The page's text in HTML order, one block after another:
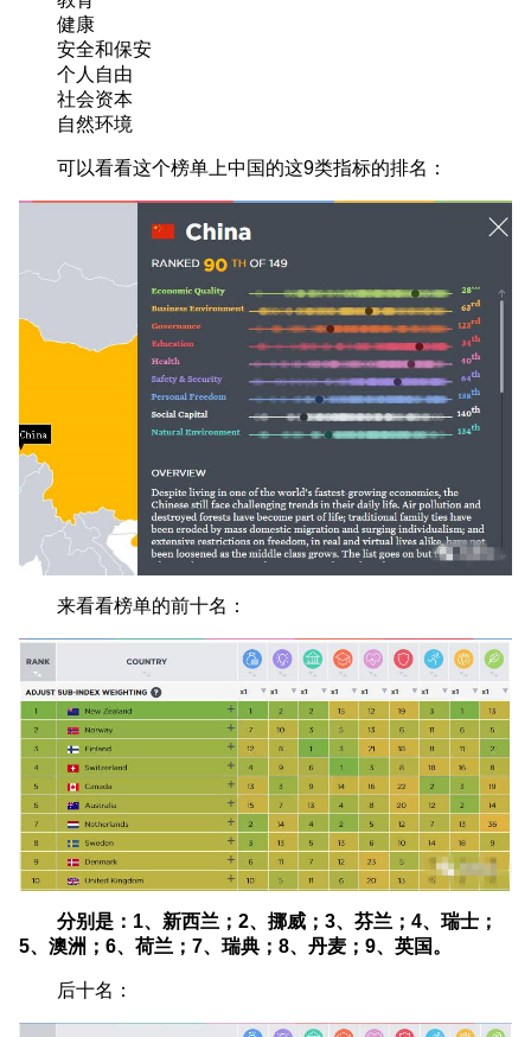
健康
安全和保安
个人自由
社会资本
自然环境
可以看看这个榜单上中国的这9类指标的排名：
来看看榜单的前十名：
分别是：1、新西兰；2、挪威；3、芬兰；4、瑞士；
5、澳洲；6、荷兰；7、瑞典；8、丹麦；9、英国。
后十名：